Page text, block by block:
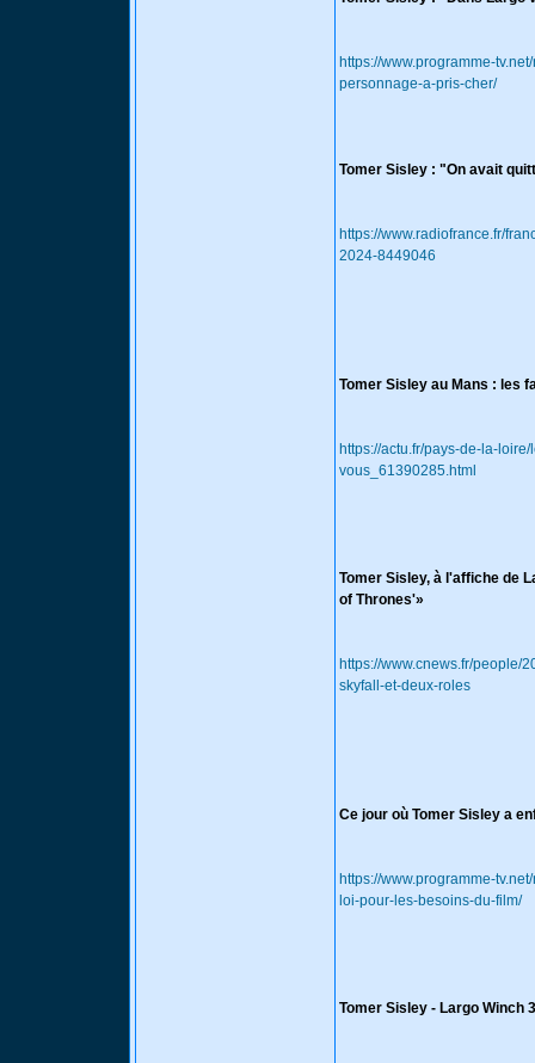
https://www.programme-
personnage-a-pris-cher/
Tomer Sisley : "On avait
https://www.radiofrance.fr/
2024-8449046
Tomer Sisley au Mans : les
https://actu.fr/pays-de-la-
vous_61390285.html
Tomer Sisley, à l'affiche de
of Thrones'»
https://www.cnews.fr/people/
skyfall-et-deux-roles
Ce jour où Tomer Sisley a
https://www.programme-
loi-pour-les-besoins-du-film/
Tomer Sisley - Largo